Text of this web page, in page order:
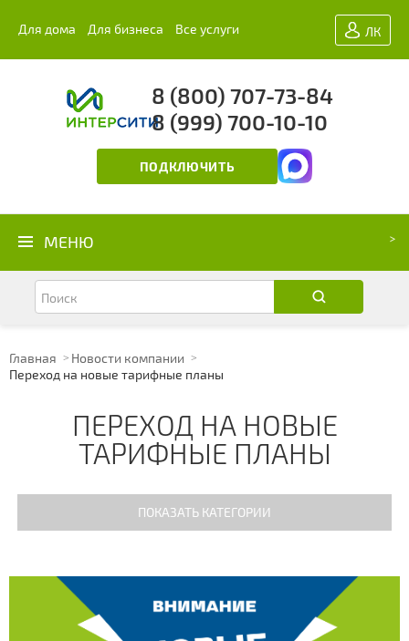
ЛК
Для дома Для бизнеса Все услуги
8 (800) 707-73-84
8 (999) 700-10-10
ПОДКЛЮЧИТЬ
МЕНЮ
Главная
Новости компании
Переход на новые тарифные планы
ПЕРЕХОД НА НОВЫЕ
ТАРИФНЫЕ ПЛАНЫ
ПОКАЗАТЬ КАТЕГОРИИ
Новости